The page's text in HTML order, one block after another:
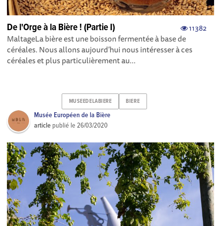
11382
De l'Orge à la Bière ! (Partie I)
MaltageLa bière est une boisson fermentée à base de
céréales. Nous allons aujourd’hui nous intéresser à ces
céréales et plus particulièrement au...
MUSEEDELABIERE BIERE
Musée Européen de la Bière
article publié le26/03/2020